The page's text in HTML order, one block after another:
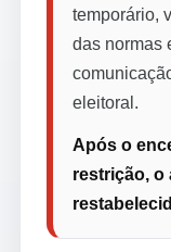
temporário,
das normas
eleitoral.
Após o
restrição, o